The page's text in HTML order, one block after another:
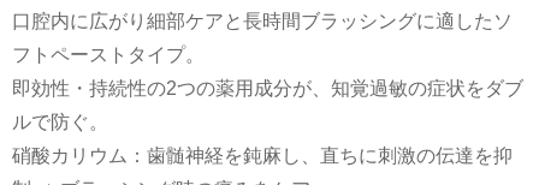
口腔内に広がり細部ケアと長時間ブラッシングに適したソ
フトペーストタイプ。
即効性・持続性の2つの薬用成分が、知覚過敏の症状をダブ
ルで防ぐ。
硝酸カリウム：歯髄神経を鈍麻し、直ちに刺激の伝達を抑